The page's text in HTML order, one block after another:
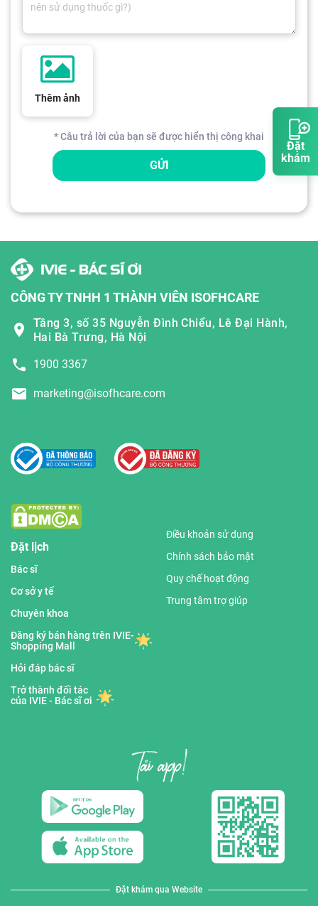
Đặt
khám
Thêm ảnh
* Câu trả lời của bạn sẽ được hiển thị công khai
GỬI
CÔNG TY TNHH 1 THÀNH VIÊN ISOFHCARE
Tầng 3, số 35 Nguyễn Đình Chiểu, Lê Đại Hành,
Hai Bà Trưng, Hà Nội
1900 3367
marketing@isofhcare.com
Đặt lịch
Bác sĩ
Cơ sở y tế
Chuyên khoa
Đăng ký bán hàng trên IVIE-
Shopping Mall
Hỏi đáp bác sĩ
Trở thành đối tác
của IVIE - Bác sĩ ơi
Điều khoản sử dụng
Chính sách bảo mật
Quy chế hoạt động
Trung tâm trợ giúp
Đặt khám qua Website